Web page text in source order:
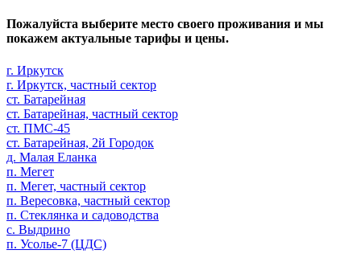
Пожалуйста выберите место своего проживания и мы
покажем актуальные тарифы и цены.
г. Иркутск
г. Иркутск, частный сектор
ст. Батарейная
ст. Батарейная, частный сектор
ст. ПМС-45
ст. Батарейная, 2й Городок
д. Малая Еланка
п. Мегет
п. Мегет, частный сектор
п. Вересовка, частный сектор
п. Стеклянка и садоводства
с. Выдрино
п. Усолье-7 (ЦДС)